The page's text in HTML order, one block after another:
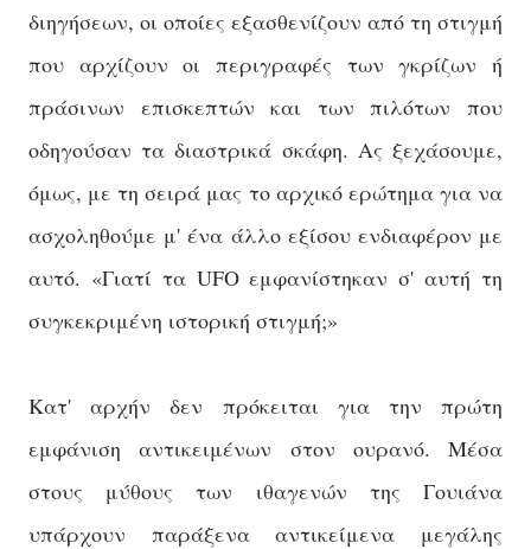
διηγήσεων, οι οποίες εξασθενίζουν από τη στιγμή
που αρχίζουν οι περιγραφές των γκρίζων ή
πράσινων επισκεπτών και των πιλότων που
οδηγούσαν τα διαστρικά σκάφη. Ας ξεχάσουμε,
όμως, με τη σειρά μας το αρχικό ερώτημα για να
ασχοληθούμε μ' ένα άλλο εξίσου ενδιαφέρον με
αυτό. «Γιατί τα UFO εμφανίστηκαν σ' αυτή τη
συγκεκριμένη ιστορική στιγμή;»
Κατ' αρχήν δεν πρόκειται για την πρώτη
εμφάνιση αντικειμένων στον ουρανό. Μέσα
στους μύθους των ιθαγενών της Γουιάνα
υπάρχουν παράξενα αντικείμενα μεγάλης